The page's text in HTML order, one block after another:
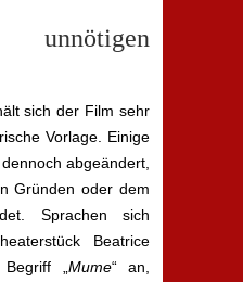
sich der Film sehr
Vorlage. Einige
abgeändert,
Gründen oder dem
Sprachen sich
Beatrice
„ Mume“ an,